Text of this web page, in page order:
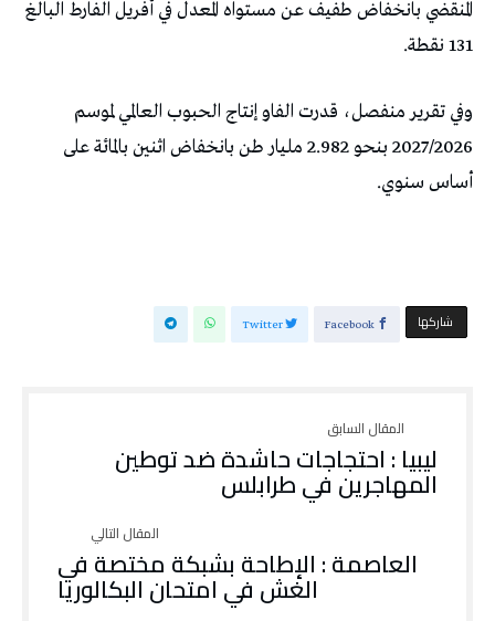
المنقضي بانخفاض ‌طفيف عن مستواه المعدل ‌في أفريل الفارط البالغ
131 نقطة.
وفي تقرير ‌منفصل، قدرت الفاو إنتاج الحبوب العالمي لموسم
2027/2026 بنحو 2.982 مليار طن بانخفاض اثنين بالمائة على
أساس سنوي.
‫‫ شاركها‬ Facebook
Twitter
ليبيا : احتجاجات حاشدة ضد توطين
المهاجرين في طرابلس
العاصمة : الإطاحة بشبكة مختصة في
الغش في امتحان البكالوريا